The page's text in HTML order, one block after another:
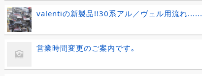
valentiの新製品!!30系アル／ヴェル用流れ......
営業時間変更のご案内です｡